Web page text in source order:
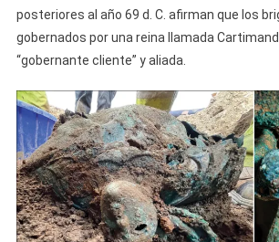
posteriores al año 69 d. C. afirman que los
gobernados por una reina llamada
“gobernante cliente” y aliada.